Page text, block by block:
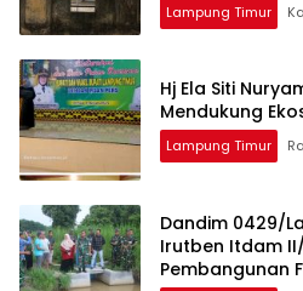
Lampung Timur
Hj Ela Siti
Mendukung
Lampung Timur
Dandim 0429/
Irutben Itdam
Pembangunan